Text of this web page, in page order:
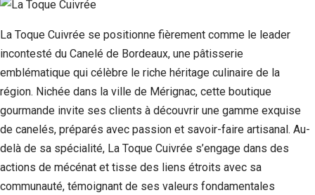
La Toque Cuivrée se positionne fièrement comme le leader
incontesté du Canelé de Bordeaux, une pâtisserie
emblématique qui célèbre le riche héritage culinaire de la
région. Nichée dans la ville de Mérignac, cette boutique
gourmande invite ses clients à découvrir une gamme exquise
de canelés, préparés avec passion et savoir-faire artisanal. Au-
delà de sa spécialité, La Toque Cuivrée s’engage dans des
actions de mécénat et tisse des liens étroits avec sa
communauté, témoignant de ses valeurs fondamentales